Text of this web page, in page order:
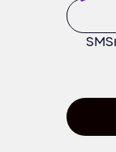
אני מאשר/ת קבלת אימיילים וSMS